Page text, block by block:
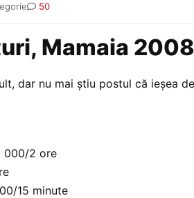
50
Mamaia 2008
dar nu mai ştiu postul că ieşea
000/2 ore
15 minute